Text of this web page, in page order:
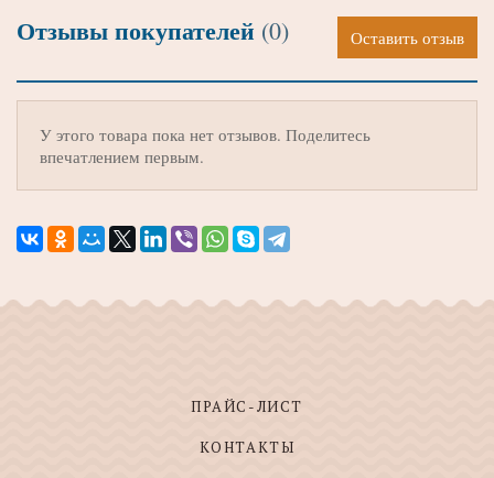
Отзывы покупателей (0) Оставить отзыв
У этого товара пока нет отзывов. Поделитесь
впечатлением первым.
ПРАЙС-ЛИСТ
КОНТАКТЫ